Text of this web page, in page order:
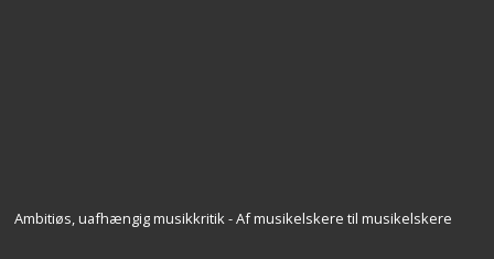
Ambitiøs, uafhængig musikkritik - Af musikelskere til musikelskere